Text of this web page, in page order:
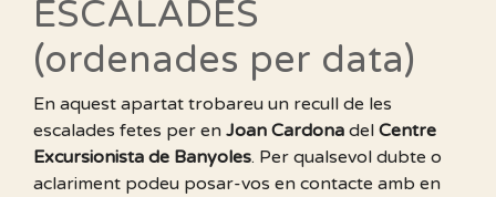
ESCALADES
(ordenades per data)
En aquest apartat trobareu un recull de les
escalades fetes per en Joan Cardona del Centre
Excursionista de Banyoles. Per qualsevol dubte o
aclariment podeu posar-vos en contacte amb en